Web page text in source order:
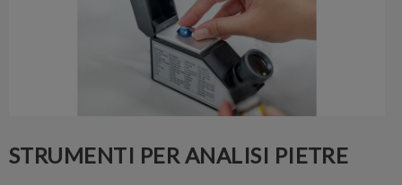
STRUMENTI PER ANALISI PIETRE